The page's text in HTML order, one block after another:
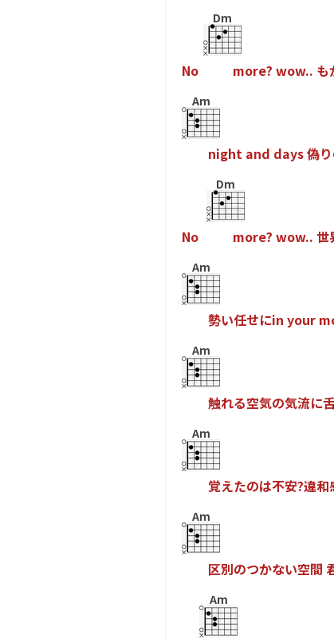
No
Dm
more? wow.. も
Am
night and days偽り
No
Dm
more? wow.. 世
Am
勢い任せにin your m
Am
触れる空気の気流に
Am
覚えたのは不安?違和
Am
区別のつかない空間
Am